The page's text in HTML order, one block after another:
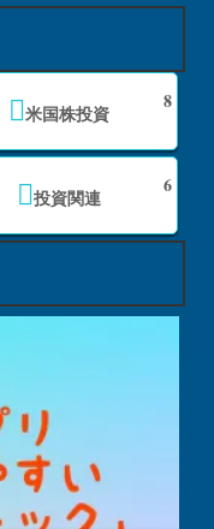
米国株投資
8
投資関連
6